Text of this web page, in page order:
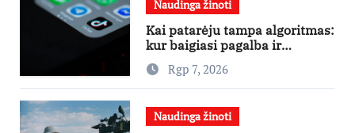
Naudinga žinoti
Kai patarėju tampa algoritmas:
kur baigiasi pagalba ir
prasideda reklama?
Rgp 7, 2026
Naudinga žinoti